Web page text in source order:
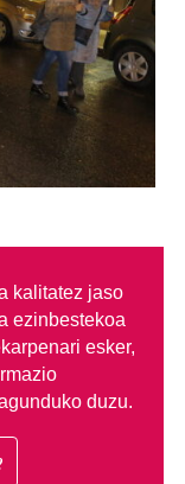
kalitatez jaso
ezinbestekoa
esker,
duzu.